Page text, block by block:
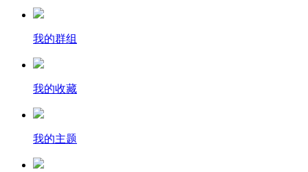
我的群组
我的收藏
我的主题